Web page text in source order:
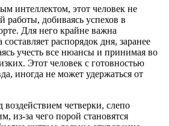
интеллектом, этот человек не
работы, добиваясь успехов в
Для него крайне важна
составляет распорядок дня, заранее
учесть все нюансы и принимая во
Этот человек с готовностью
иногда не может удержаться от
четверки, слепо
из-за чего порой становятся